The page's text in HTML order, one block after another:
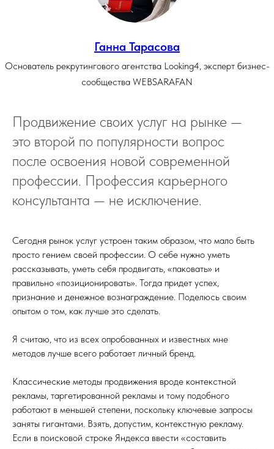
Ганна Тарасова
Основатель рекрутингового агентства Looking4, эксперт бизнес-
сообщества WEBSARAFAN
Продвижение своих услуг на рынке —
это второй по популярности вопрос
после освоения новой современной
профессии. Профессия карьерного
консультанта — не исключение.
Сегодня рынок услуг устроен таким образом, что мало быть
просто гением своей профессии. О себе нужно уметь
рассказывать, уметь себя продвигать, «паковать» и
правильно «позиционировать». Тогда придет успех,
признание и денежное вознаграждение. Поделюсь своим
опытом о том, как лучше это сделать.
Я считаю, что из всех опробованных и известных мне
методов лучше всего работает личный бренд.
Классические методы продвижения вроде контекстной
рекламы, таргетированной рекламы и тому подобного
работают в меньшей степени, поскольку ключевые запросы
заняты гигантами. Взять, допустим, контекстную рекламу.
Если в поисковой строке Яндекса ввести «составить